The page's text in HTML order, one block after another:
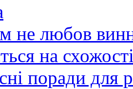
не любов
на
поради для